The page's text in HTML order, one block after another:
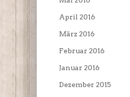
April 2016
März 2016
Februar 2016
Januar 2016
Dezember 2015